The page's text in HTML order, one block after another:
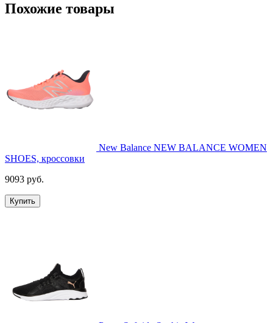
Похожие товары
New Balance NEW BALANCE WOMEN
SHOES, кроссовки
9093 руб.
Купить